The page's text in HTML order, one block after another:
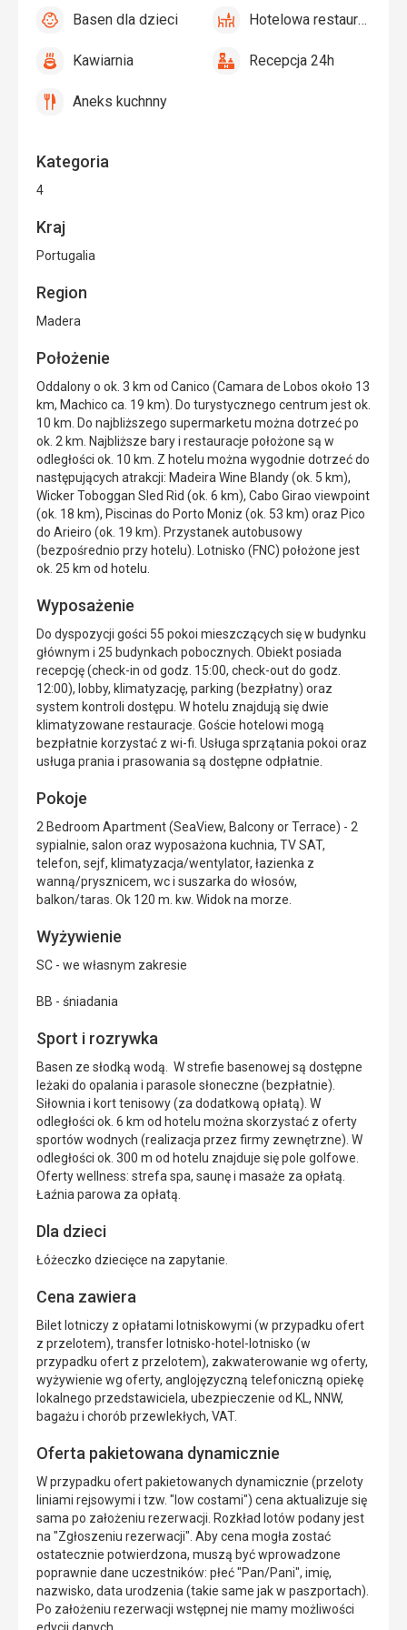
Kategoria
4
Kraj
Portugalia
Region
Madera
Położenie
Oddalony o ok. 3 km od Canico (Camara de Lobos około 13
km, Machico ca. 19 km). Do turystycznego centrum jest ok.
10 km. Do najbliższego supermarketu można dotrzeć po
ok. 2 km. Najbliższe bary i restauracje położone są w
odległości ok. 10 km. Z hotelu można wygodnie dotrzeć do
następujących atrakcji: Madeira Wine Blandy (ok. 5 km),
Wicker Toboggan Sled Rid (ok. 6 km), Cabo Girao viewpoint
(ok. 18 km), Piscinas do Porto Moniz (ok. 53 km) oraz Pico
do Arieiro (ok. 19 km). Przystanek autobusowy
(bezpośrednio przy hotelu). Lotnisko (FNC) położone jest
ok. 25 km od hotelu.
Wyposażenie
Do dyspozycji gości 55 pokoi mieszczących się w budynku
głównym i 25 budynkach pobocznych. Obiekt posiada
recepcję (check-in od godz. 15:00, check-out do godz.
12:00), lobby, klimatyzację, parking (bezpłatny) oraz
system kontroli dostępu. W hotelu znajdują się dwie
klimatyzowane restauracje. Goście hotelowi mogą
bezpłatnie korzystać z wi-fi. Usługa sprzątania pokoi oraz
usługa prania i prasowania są dostępne odpłatnie.
Pokoje
2 Bedroom Apartment (SeaView, Balcony or Terrace) - 2
sypialnie, salon oraz wyposażona kuchnia, TV SAT,
telefon, sejf, klimatyzacja/wentylator, łazienka z
wanną/prysznicem, wc i suszarka do włosów,
balkon/taras. Ok 120 m. kw. Widok na morze.
Wyżywienie
SC - we własnym zakresie
BB - śniadania
Sport i rozrywka
Basen ze słodką wodą. W strefie basenowej są dostępne
leżaki do opalania i parasole słoneczne (bezpłatnie).
Siłownia i kort tenisowy (za dodatkową opłatą). W
odległości ok. 6 km od hotelu można skorzystać z oferty
sportów wodnych (realizacja przez firmy zewnętrzne). W
odległości ok. 300 m od hotelu znajduje się pole golfowe.
Oferty wellness: strefa spa, saunę i masaże za opłatą.
Łaźnia parowa za opłatą.
Dla dzieci
Łóżeczko dziecięce na zapytanie.
Cena zawiera
Bilet lotniczy z opłatami lotniskowymi (w przypadku ofert
z przelotem), transfer lotnisko-hotel-lotnisko (w
przypadku ofert z przelotem), zakwaterowanie wg oferty,
wyżywienie wg oferty, anglojęzyczną telefoniczną opiekę
lokalnego przedstawiciela, ubezpieczenie od KL, NNW,
bagażu i chorób przewlekłych, VAT.
Oferta pakietowana dynamicznie
W przypadku ofert pakietowanych dynamicznie (przeloty
liniami rejsowymi i tzw. "low costami") cena aktualizuje się
sama po założeniu rezerwacji. Rozkład lotów podany jest
na "Zgłoszeniu rezerwacji". Aby cena mogła zostać
ostatecznie potwierdzona, muszą być wprowadzone
poprawnie dane uczestników: płeć "Pan/Pani", imię,
nazwisko, data urodzenia (takie same jak w paszportach).
Po założeniu rezerwacji wstępnej nie mamy możliwości
niepełnosprawnych
Basen
dzieci
Basen dla dzieci
tak
Hotelowa
Hotelowa restauracja
tak
Kawiarnia
Kawiarnia
tak
RecepcjaRecepcja 24h
tak
AneksAneks kuchnny
tak